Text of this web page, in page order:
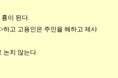
이 된다.
고 고용인은 주인을 해하고 제사
논치 않는다.